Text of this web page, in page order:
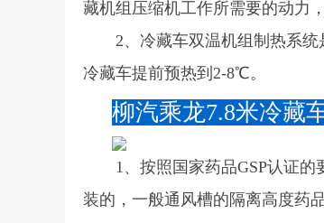
藏机组压缩机工作所需要的动力
2、冷藏车双温机组制热系
冷藏车提前预热到2-8℃。
柳汽乘龙7.8米冷藏
1、按照国家药品GSP认证
装的，一般通风槽的隔离高度药